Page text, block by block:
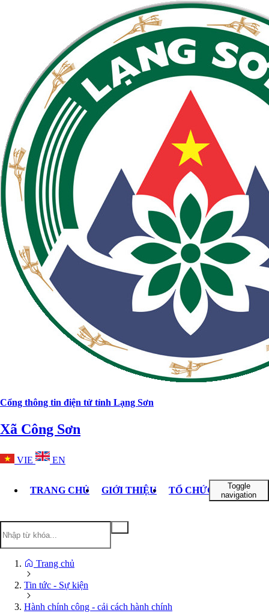
Cổng thông tin điện tử tỉnh Lạng Sơn
Xã Công Sơn
VIE EN
TRANG CHỦ GIỚI THIỆU TỔ CHỨC BỘ MÁY
Toggle
navigation
Trang chủ
Tin tức - Sự kiện
Hành chính công - cải cách hành chính